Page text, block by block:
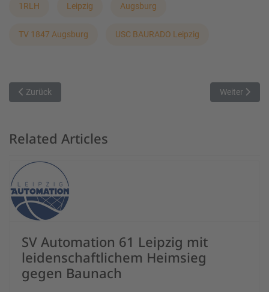
1RLH Leipzig Augsburg
TV 1847 Augsburg USC BAURADO Leipzig
Vorheriger Beitrag: Spiel 2 in Veitshöchheim
Zurück Nächster
Weiter
Related Articles
SV Automation 61 Leipzig mit
leidenschaftlichem Heimsieg
gegen Baunach